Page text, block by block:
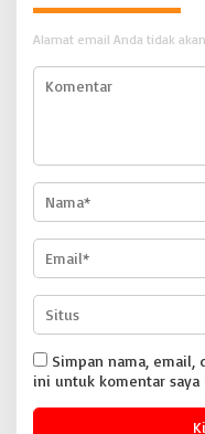
Alamat email Anda tidak
Simpan nama, email,
ini untuk komentar saya